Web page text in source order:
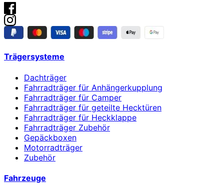
Trägersysteme
Dachträger
Fahrradträger für Anhängerkupplung
Fahrradträger für Camper
Fahrradträger für geteilte Hecktüren
Fahrradträger für Heckklappe
Fahrradträger Zubehör
Gepäckboxen
Motorradträger
Zubehör
Fahrzeuge